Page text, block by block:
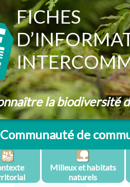
FICHES
la biodiversité
Communauté de
Milieux et habitats
naturels